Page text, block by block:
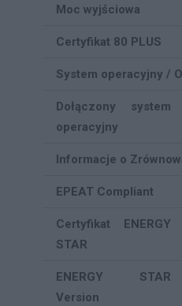
Moc wyjściowa
Certyfikat 80 PLUS
System operacyjny /
Dołączony system
operacyjny
Informacje o
EPEAT Compliant
Certyfikat ENERGY
STAR
ENERGY STAR
Version